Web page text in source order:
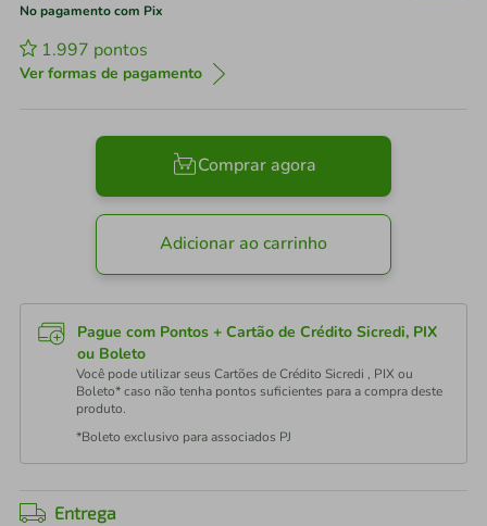
No pagamento com Pix
1.997 pontos
Ver formas de pagamento
Comprar agora
Adicionar ao carrinho
Pague com Pontos + Cartão de Crédito Sicredi, PIX
ou Boleto
Você pode utilizar seus Cartões de Crédito Sicredi , PIX ou
Boleto* caso não tenha pontos suficientes para a compra deste
produto.
*Boleto exclusivo para associados PJ
Entrega